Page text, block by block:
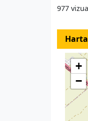
977
Harta
+
−